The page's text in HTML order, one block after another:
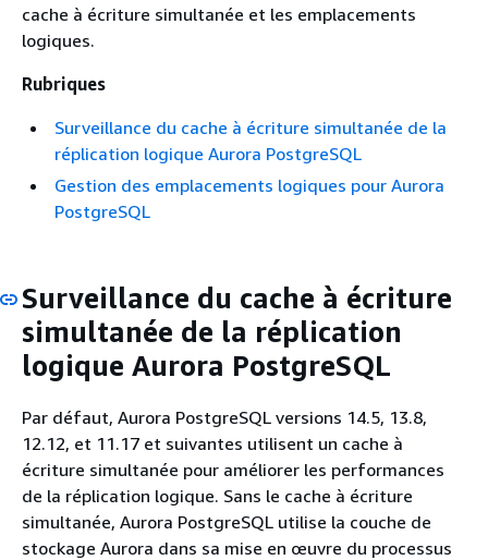
cache à écriture simultanée et les emplacements
logiques.
Rubriques
Surveillance du cache à écriture simultanée de la
réplication logique Aurora PostgreSQL
Gestion des emplacements logiques pour Aurora
PostgreSQL
Surveillance du cache à écriture
simultanée de la réplication
logique Aurora PostgreSQL
Par défaut, Aurora PostgreSQL versions 14.5, 13.8,
12.12, et 11.17 et suivantes utilisent un cache à
écriture simultanée pour améliorer les performances
de la réplication logique. Sans le cache à écriture
simultanée, Aurora PostgreSQL utilise la couche de
stockage Aurora dans sa mise en œuvre du processus